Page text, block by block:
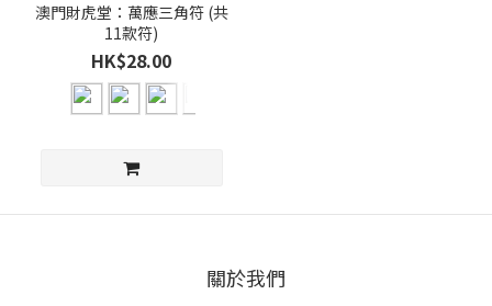
澳門財虎堂：萬應三角符 (共
11款符)
HK$28.00
關於我們